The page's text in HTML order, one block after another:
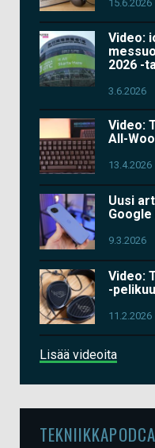
15.6.2026
Video:
2026 -
3.6.2026
Video:
All-
13.4.2026
Uusi
Google
9.3.2026
Video:
-
11.2.2026
Lisää videoita